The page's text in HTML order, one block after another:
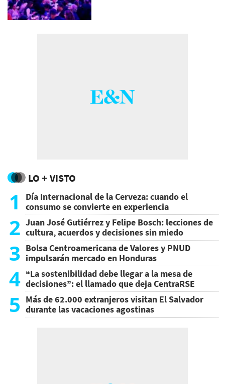
LO + VISTO
1
Día Internacional de la Cerveza: cuando el
consumo se convierte en experiencia
2 Juan José Gutiérrez y Felipe Bosch: lecciones de
cultura, acuerdos y decisiones sin miedo
3 Bolsa Centroamericana de Valores y PNUD
impulsarán mercado en Honduras
4 “La sostenibilidad debe llegar a la mesa de
decisiones”: el llamado que deja CentraRSE
5 Más de 62.000 extranjeros visitan El Salvador
durante las vacaciones agostinas